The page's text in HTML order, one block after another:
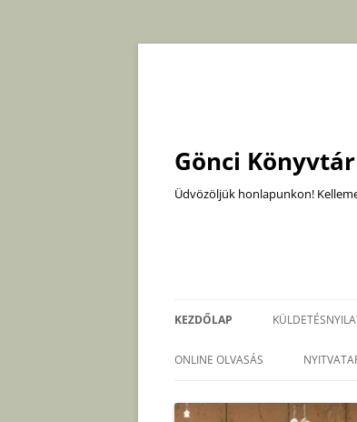
Gönci
Üdvözöljük honlapunkon!
KEZDŐLAP
ONLINE OLVASÁS